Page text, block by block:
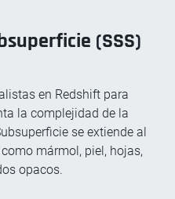
(SSS)
en Redshift para
la complejidad de la
se extiende al
mármol, piel, hojas,
opacos.